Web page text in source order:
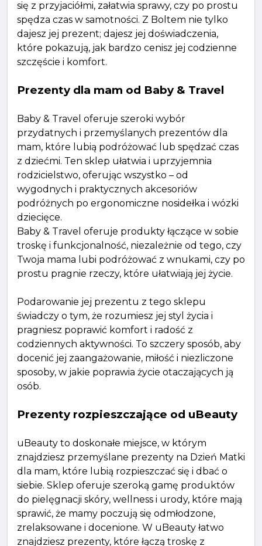
się z przyjaciółmi, załatwia sprawy, czy po prostu
spędza czas w samotności. Z Boltem nie tylko
dajesz jej prezent; dajesz jej doświadczenia,
które pokazują, jak bardzo cenisz jej codzienne
szczęście i komfort.
Prezenty dla mam od Baby & Travel
Baby & Travel oferuje szeroki wybór
przydatnych i przemyślanych prezentów dla
mam, które lubią podróżować lub spędzać czas
z dziećmi. Ten sklep ułatwia i uprzyjemnia
rodzicielstwo, oferując wszystko – od
wygodnych i praktycznych akcesoriów
podróżnych po ergonomiczne nosidełka i wózki
dziecięce.
Baby & Travel oferuje produkty łączące w sobie
troskę i funkcjonalność, niezależnie od tego, czy
Twoja mama lubi podróżować z wnukami, czy po
prostu pragnie rzeczy, które ułatwiają jej życie.
Podarowanie jej prezentu z tego sklepu
świadczy o tym, że rozumiesz jej styl życia i
pragniesz poprawić komfort i radość z
codziennych aktywności. To szczery sposób, aby
docenić jej zaangażowanie, miłość i niezliczone
sposoby, w jakie poprawia życie otaczających ją
osób.
Prezenty rozpieszczające od uBeauty
uBeauty to doskonałe miejsce, w którym
znajdziesz przemyślane prezenty na Dzień Matki
dla mam, które lubią rozpieszczać się i dbać o
siebie. Sklep oferuje szeroką gamę produktów
do pielęgnacji skóry, wellness i urody, które mają
sprawić, że mamy poczują się odmłodzone,
zrelaksowane i docenione. W uBeauty łatwo
znajdziesz prezenty, które łączą troskę z